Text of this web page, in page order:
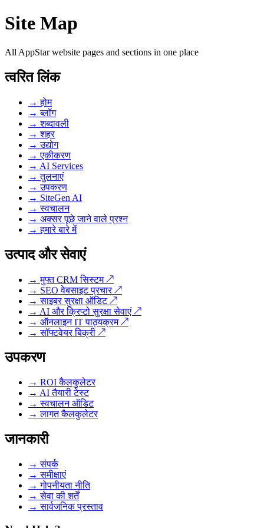
Site Map
All AppStar website pages and sections in one place
त्वरित लिंक
→ होम
→ ब्लॉग
→ शब्दावली
→ शहर
→ उद्योग
→ एकीकरण
→ AI Services
→ तुलनाएं
→ उपकरण
→ SiteGen AI
→ स्वचालन
→ अक्सर पूछे जाने वाले प्रश्न
→ हमारे बारे में
उत्पाद और सेवाएं
→ मुफ्त CRM सिस्टम ↗
→ SEO वेबसाइट प्रचार ↗
→ साइबर सुरक्षा ऑडिट ↗
→ AI और क्रिप्टो सुरक्षा सेवाएं ↗
→ ऑनलाइन IT पाठ्यक्रम ↗
→ सॉफ्टवेयर बिक्री ↗
उपकरण
→ ROI कैलकुलेटर
→ AI तैयारी टेस्ट
→ स्वचालन ऑडिट
→ लागत कैलकुलेटर
जानकारी
→ संपर्क
→ समीक्षाएं
→ गोपनीयता नीति
→ सेवा की शर्तें
→ सार्वजनिक प्रस्ताव